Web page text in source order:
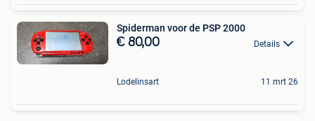
Spiderman voor de PSP 2000
€ 80,00 Details
Lodelinsart 11 mrt 26